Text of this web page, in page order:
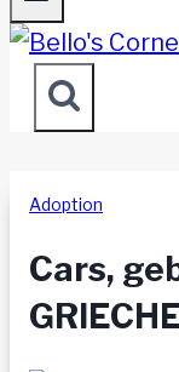
Adoption
Cars,